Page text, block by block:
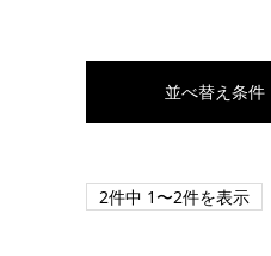
並べ替え条件
2件中 1〜2件を表示